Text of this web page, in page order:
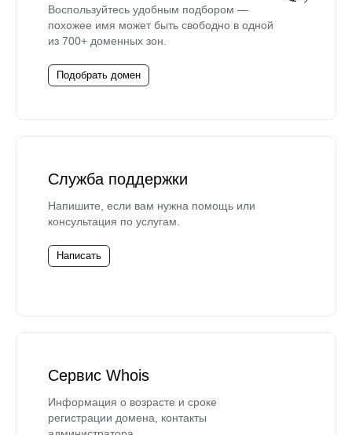
Воспользуйтесь удобным подбором —
похожее имя может быть свободно в одной
из 700+ доменных зон.
Подобрать домен
Служба поддержки
Напишите, если вам нужна помощь или
консультация по услугам.
Написать
Сервис Whois
Информация о возрасте и сроке
регистрации домена, контакты